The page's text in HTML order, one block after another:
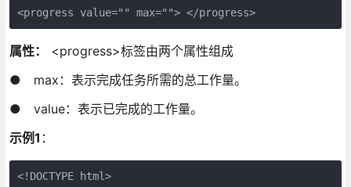
<progress value="" max=""> </progress>
属性：
<progress>标签由两个属性组成
● max：表示完成任务所需的总工作量。
● value：表示已完成的工作量。
示例1 ：
<!DOCTYPE html>